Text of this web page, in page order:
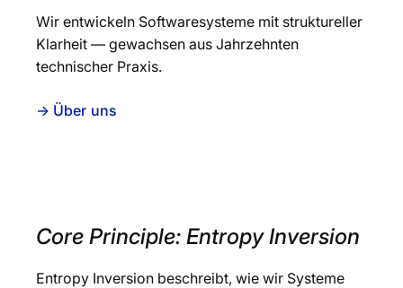
Wir entwickeln Softwaresysteme mit struktureller
Klarheit — gewachsen aus Jahrzehnten
technischer Praxis.
→ Über uns
Core Principle: Entropy Inversion
Entropy Inversion beschreibt, wie wir Systeme